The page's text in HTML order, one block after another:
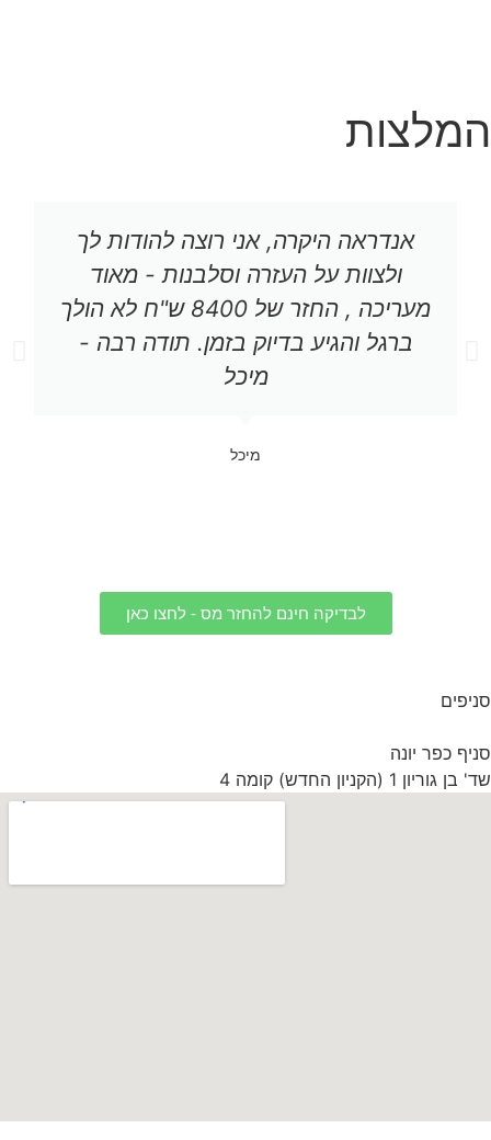
המלצות
אנדראה היקרה, אני רוצה להודות לך
ולצוות על העזרה וסלבנות - מאוד
מעריכה , החזר של 8400 ש"ח לא הולך
ברגל והגיע בדיוק בזמן. תודה רבה -
מיכל
מיכל
לבדיקה חינם להחזר מס - לחצו כאן
סניפים
סניף כפר יונה
שד' בן גוריון 1 (הקניון החדש) קומה 4